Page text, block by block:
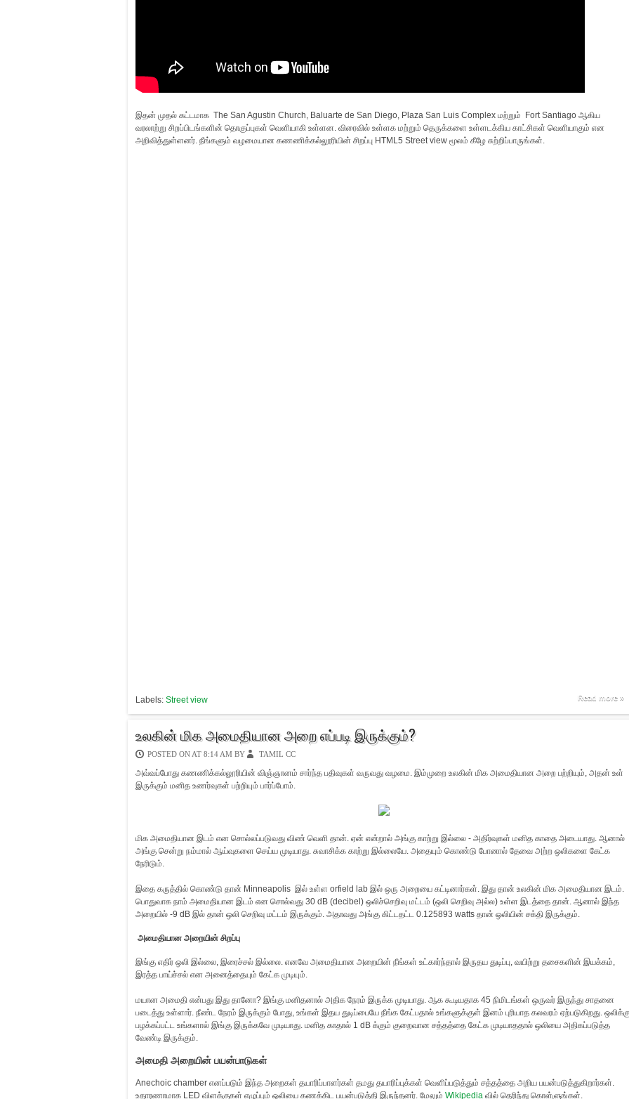
இதன் முதல் கட்டமாக The San Agustin Church, Baluarte de San Diego, Plaza San Luis Complex மற்றும் Fort Santiago ஆகிய
வரலாற்று சிறப்பிடங்களின் தொகுப்புகள் வெளியாகி உள்ளன. விரைவில் உள்ளக மற்றும் தெருக்களை உள்ளடக்கிய காட்சிகள் வெளியாகும் என
அறிவித்துள்ளனர். நீங்களும் வழமையான கணணிக்கல்லூரியின் சிறப்பு HTML5 Street view மூலம் கீழே சுற்றிப்பாருங்கள்.
Labels: Street view Read more »
உலகின் மிக அமைதியான அறை எப்படி இருக்கும்?
POSTED ON AT 8:14 AM BY TAMIL CC
அவ்வப்போது கணணிக்கல்லூரியின் விஞ்ஞானம் சார்ந்த பதிவுகள் வருவது வழமை. இம்முறை உலகின் மிக அமைதியான அறை பற்றியும், அதன் உள்
இருக்கும் மனித உணர்வுகள் பற்றியும் பார்ப்போம்.
மிக அமைதியான இடம் என சொல்லப்படுவது விண் வெளி தான். ஏன் என்றால் அங்கு காற்று இல்லை - அதிர்வுகள் மனித காதை அடையாது. ஆனால்
அங்கு சென்று நம்மால் ஆய்வுகளை செய்ய முடியாது. சுவாசிக்க காற்று இல்லையே. அதையும் கொண்டு போனால் தேவை அற்ற ஒலிகளை கேட்க
நேரிடும்.
இதை கருத்தில் கொண்டு தான் Minneapolis இல் உள்ள orfield lab இல் ஒரு அறையை கட்டினார்கள். இது தான் உலகின் மிக அமைதியான இடம்.
பொதுவாக நாம் அமைதியான இடம் என சொல்வது 30 dB (decibel) ஒலிச்செறிவு மட்டம் (ஒலி செறிவு அல்ல) உள்ள இடத்தை தான். ஆனால் இந்த
அறையில் -9 dB இல் தான் ஒலி செறிவு மட்டம் இருக்கும். அதாவது அங்கு கிட்டதட்ட 0.125893 watts தான் ஒலியின் சக்தி இருக்கும்.
அமைதியான அறையின் சிறப்பு
இங்கு எதிர் ஒலி இல்லை, இரைச்சல் இல்லை. எனவே அமைதியான அறையின் நீங்கள் உட்கார்ந்தால் இருதய துடிப்பு, வயிற்று தசைகளின் இயக்கம்,
இரத்த பாய்ச்சல் என அனைத்தையும் கேட்க முடியும்.
மயான அமைதி என்பது இது தானோ? இங்கு மனிதனால் அதிக நேரம் இருக்க முடியாது. ஆக கூடியதாக 45 நிமிடங்கள் ஒருவர் இருந்து சாதனை
படைத்து உள்ளார். நீண்ட நேரம் இருக்கும் போது, உங்கள் இதய துடிப்பையே நீங்க கேட்பதால் உங்களுக்குள் இனம் புரியாத கலவரம் ஏற்படுகிறது.
பழக்கப்பட்ட உங்களால் இங்கு இருக்கவே முடியாது. மனித காதால் 1 dB க்கும் குறைவான சத்தத்தை கேட்க முடியாததால் ஒலியை அதிகப்படுத்த
வேண்டி இருக்கும்.
அமைதி அறையின் பயன்பாடுகள்
Anechoic chamber எனப்படும் இந்த அறைகள் தயாரிப்பாளர்கள் தமது தயாரிப்புக்கள் வெளிப்படுத்தும் சத்தத்தை அறிய பயன்படுத்துகிறார்கள்.
உதாரணாமாக LED விளக்குகள் எழுப்பும் ஒலியை கணக்கிட பயன்படுத்தி இருந்தனர். மேலும் Wikipedia வில் தெரிந்து கொள்ளுங்கள்.